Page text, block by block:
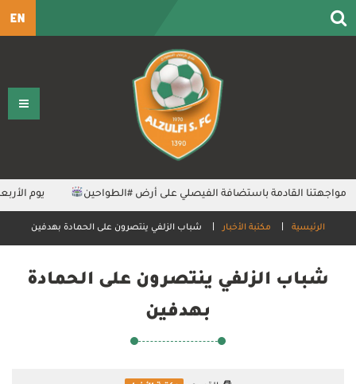
EN
مواجهتنا القادمة باستضافة الفيصلي على أرض ⁧‫#الطواحين‬⁩ ‏يوم
مواجهتنا القادمة باستضافة العدالة على أرض ⁧‫#الطواحين‬⁩
الرئيسية مكتبة الأخبار شباب الزلفي ينتصرون على الحمادة بهدفين
شباب الزلفي ينتصرون على الحمادة
بهدفين